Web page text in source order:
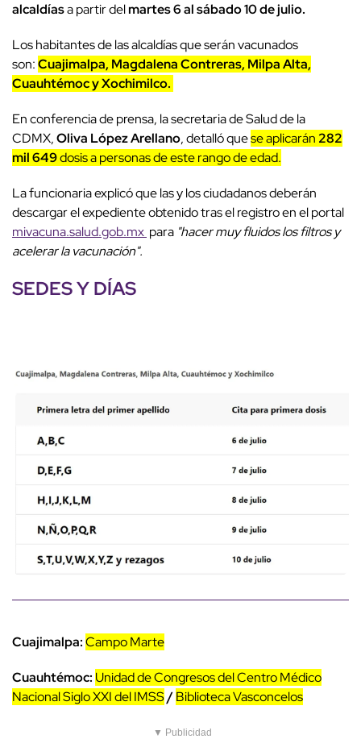
alcaldíasa partir delmartes 6 al sábado 10 de julio.
Los habitantes de las alcaldías que serán vacunados
son:Cuajimalpa, Magdalena Contreras, Milpa Alta,
Cuauhtémoc y Xochimilco.
En conferencia de prensa, la secretaria de Salud de la
CDMX,Oliva López Arellano, detalló quese aplicarán 282
mil 649dosis a personas de este rango de edad.
La funcionaria explicó que las y los ciudadanos deberán
descargar el expediente obtenido tras el registro en el portal
mivacuna.salud.gob.mx para "hacer muy fluidos los filtros y
acelerar la vacunación".
SEDES Y DÍAS
Cuajimalpa:Campo Marte
Cuauhtémoc: Unidad de Congresos del Centro Médico
Nacional Siglo XXI del IMSS/Biblioteca Vasconcelos
▼ Publicidad